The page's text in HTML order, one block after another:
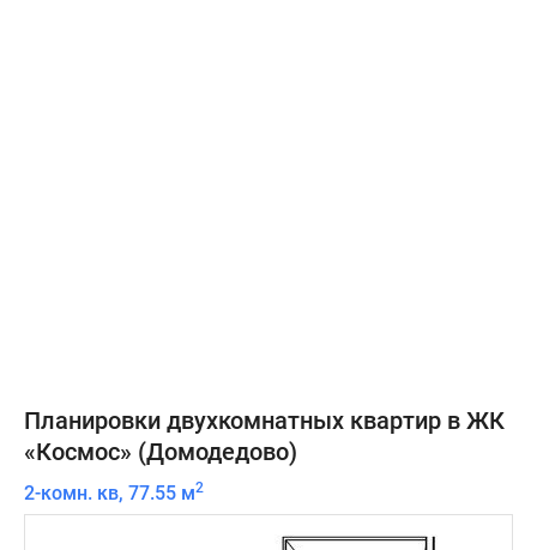
Планировки двухкомнатных квартир в ЖК
«Космос» (Домодедово)
2-комн. кв, 77.55 м2